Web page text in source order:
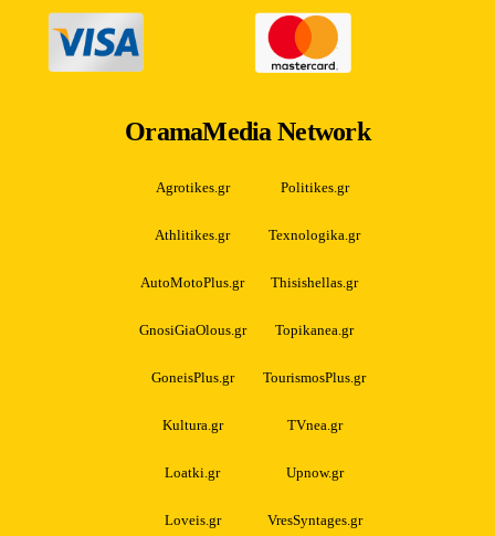
OramaMedia Network
Agrotikes.gr Politikes.gr
Athlitikes.gr Texnologika.gr
AutoMotoPlus.gr Thisishellas.gr
GnosiGiaOlous.gr Topikanea.gr
GoneisPlus.gr TourismosPlus.gr
Kultura.gr TVnea.gr
Loatki.gr Upnow.gr
Loveis.gr VresSyntages.gr